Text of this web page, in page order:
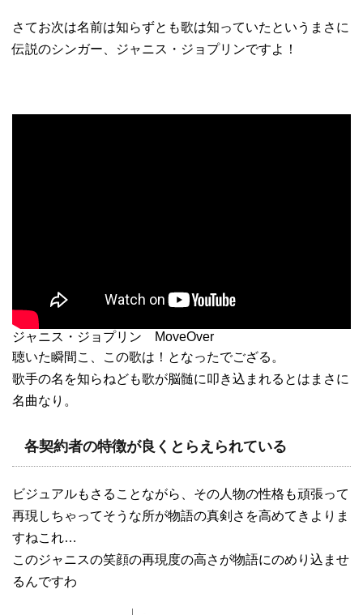
さてお次は名前は知らずとも歌は知っていたというまさに
伝説のシンガー、ジャニス・ジョプリンですよ！
ジャニス・ジョプリン MoveOver
聴いた瞬間こ、この歌は！となったでござる。
歌手の名を知らねども歌が脳髄に叩き込まれるとはまさに
名曲なり。
各契約者の特徴が良くとらえられている
ビジュアルもさることながら、その人物の性格も頑張って
再現しちゃってそうな所が物語の真剣さを高めてきよりま
すねこれ…
このジャニスの笑顔の再現度の高さが物語にのめり込ませ
るんですわ